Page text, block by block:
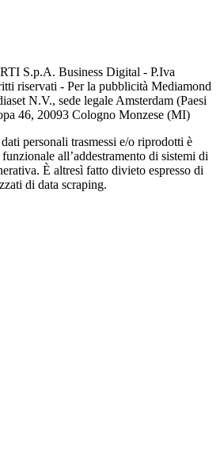
RTI S.p.A. Business Digital - P.Iva
riservati - Per la pubblicità Mediamond
N.V., sede legale Amsterdam (Paesi
46, 20093 Cologno Monzese (MI)
personali trasmessi e/o riprodotti è
all’addestramento di sistemi di
È altresì fatto divieto espresso di
di data scraping.